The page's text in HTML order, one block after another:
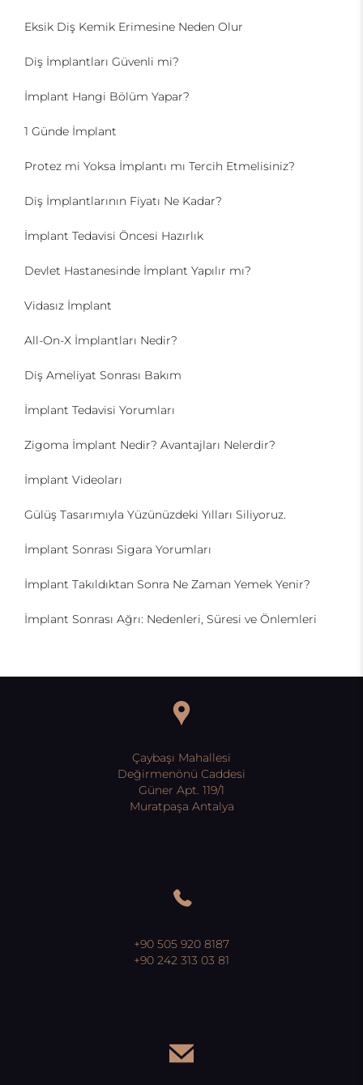
Eksik Diş Kemik Erimesine Neden Olur
Diş İmplantları Güvenli mi?
İmplant Hangi Bölüm Yapar?
1 Günde İmplant
Protez mi Yoksa İmplantı mı Tercih Etmelisiniz?
Diş İmplantlarının Fiyatı Ne Kadar?
İmplant Tedavisi Öncesi Hazırlık
Devlet Hastanesinde İmplant Yapılır mı?
Vidasız İmplant
All-On-X İmplantları Nedir?
Diş Ameliyat Sonrası Bakım
İmplant Tedavisi Yorumları
Zigoma İmplant Nedir? Avantajları Nelerdir?
İmplant Videoları
Gülüş Tasarımıyla Yüzünüzdeki Yılları Siliyoruz.
İmplant Sonrası Sigara Yorumları
İmplant Takıldıktan Sonra Ne Zaman Yemek Yenir?
İmplant Sonrası Ağrı: Nedenleri, Süresi ve Önlemleri
Çaybaşı Mahallesi
Değirmenönü Caddesi
Güner Apt. 119/1
Muratpaşa Antalya
+90 505 920 8187
+90 242 313 03 81